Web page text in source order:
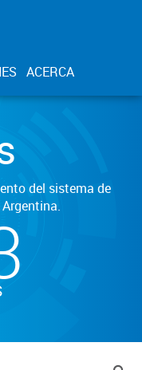
ACERCA
del sistema de